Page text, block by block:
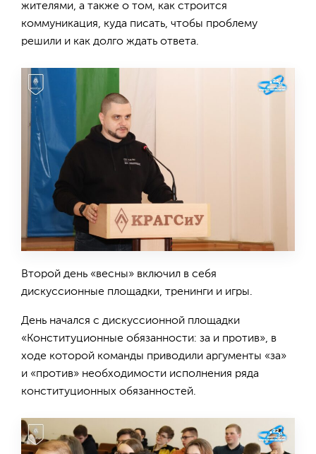
жителями, а также о том, как строится
коммуникация, куда писать, чтобы проблему
решили и как долго ждать ответа.
Второй день «весны» включил в себя
дискуссионные площадки, тренинги и игры.
День начался с дискуссионной площадки
«Конституционные обязанности: за и против», в
ходе которой команды приводили аргументы «за»
и «против» необходимости исполнения ряда
конституционных обязанностей.